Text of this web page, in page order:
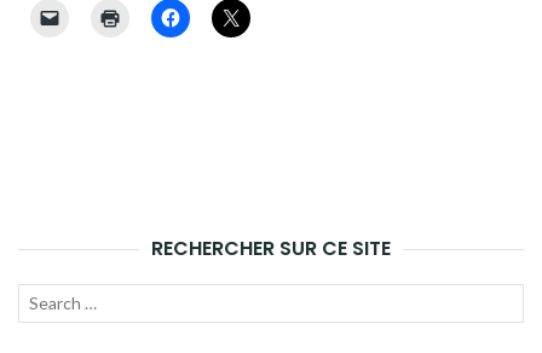
RECHERCHER SUR CE SITE
Recherche